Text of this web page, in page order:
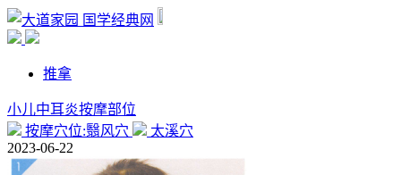
国学经典网
推拿
小儿中耳炎按摩部位
按摩穴位:翳风穴
太溪穴
2023-06-22